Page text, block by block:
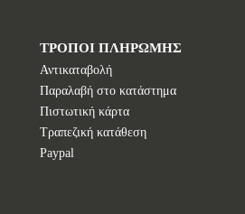
ΤΡΟΠΟΙ ΠΛΗΡΩΜΗΣ
Αντικαταβολή
Παραλαβή στο κατάστημα
Πιστωτική κάρτα
Τραπεζική κατάθεση
Paypal